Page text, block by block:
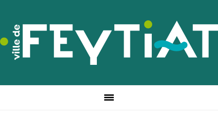
navigation
principale
contenu
principal
pied
de
page